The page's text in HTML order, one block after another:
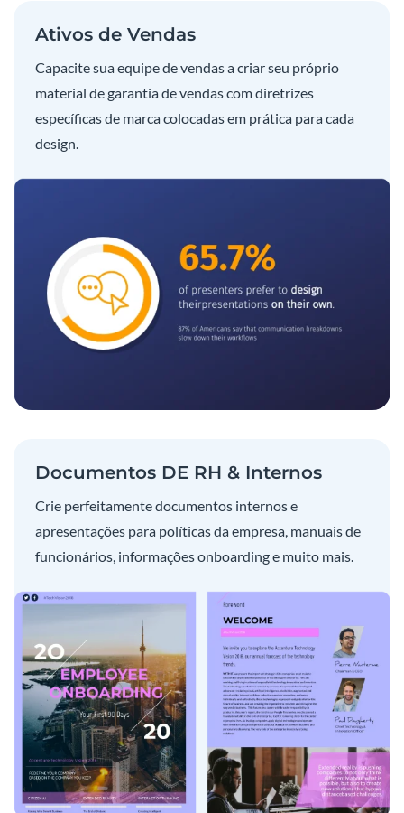
Ativos de Vendas
Capacite sua equipe de vendas a criar seu próprio
material de garantia de vendas com diretrizes
específicas de marca colocadas em prática para cada
design.
Documentos DE RH & Internos
Crie perfeitamente documentos internos e
apresentações para políticas da empresa, manuais de
funcionários, informações onboarding e muito mais.